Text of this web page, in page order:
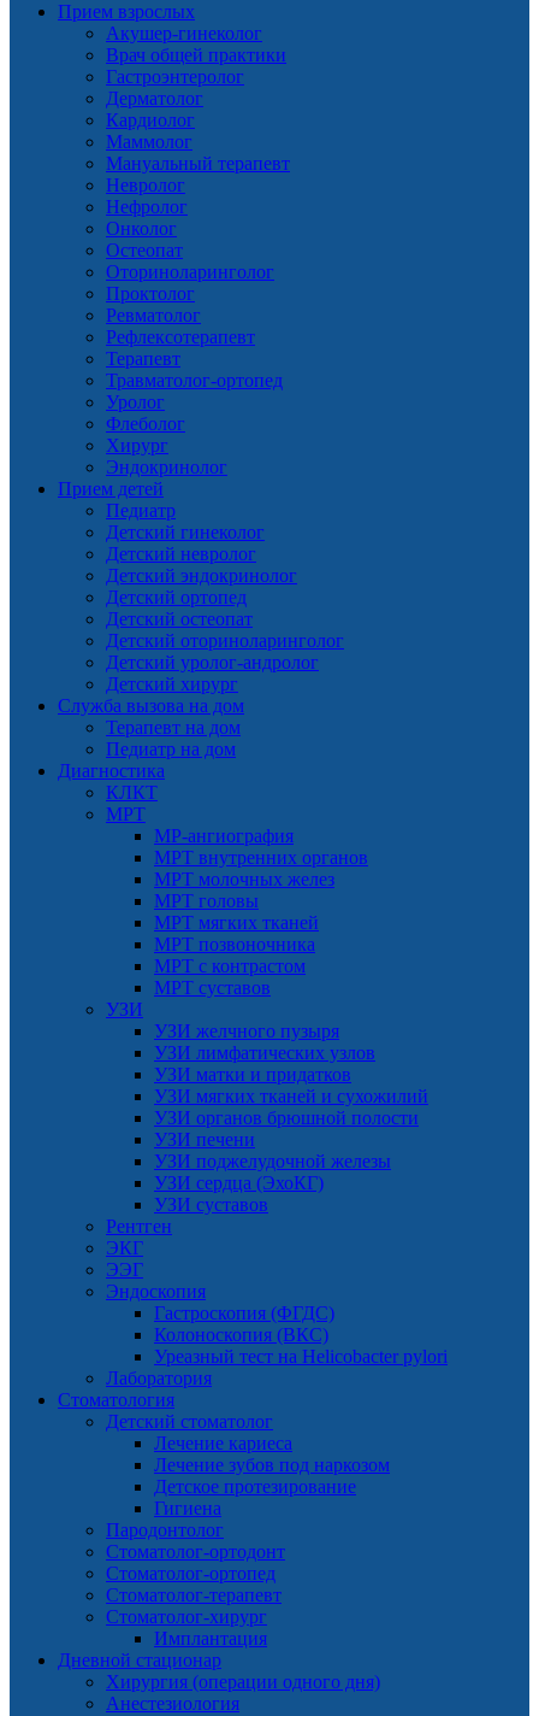
Прием взрослых
Акушер-гинеколог
Врач общей практики
Гастроэнтеролог
Дерматолог
Кардиолог
Маммолог
Мануальный терапевт
Невролог
Нефролог
Онколог
Остеопат
Оториноларинголог
Проктолог
Ревматолог
Рефлексотерапевт
Терапевт
Травматолог-ортопед
Уролог
Флеболог
Хирург
Эндокринолог
Прием детей
Педиатр
Детский гинеколог
Детский невролог
Детский эндокринолог
Детский ортопед
Детский остеопат
Детский оториноларинголог
Детский уролог-андролог
Детский хирург
Служба вызова на дом
Терапевт на дом
Педиатр на дом
Диагностика
КЛКТ
МРТ
МР-ангиография
МРТ внутренних органов
МРТ молочных желез
МРТ головы
МРТ мягких тканей
МРТ позвоночника
МРТ с контрастом
МРТ суставов
УЗИ
УЗИ желчного пузыря
УЗИ лимфатических узлов
УЗИ матки и придатков
УЗИ мягких тканей и сухожилий
УЗИ органов брюшной полости
УЗИ печени
УЗИ поджелудочной железы
УЗИ сердца (ЭхоКГ)
УЗИ суставов
Рентген
ЭКГ
ЭЭГ
Эндоскопия
Гастроскопия (ФГДС)
Колоноскопия (ВКС)
Уреазный тест на Helicobacter pylori
Лаборатория
Стоматология
Детский стоматолог
Лечение кариеса
Лечение зубов под наркозом
Детское протезирование
Гигиена
Пародонтолог
Стоматолог-ортодонт
Стоматолог-ортопед
Стоматолог-терапевт
Стоматолог-хирург
Имплантация
Дневной стационар
Хирургия (операции одного дня)
Анестезиология